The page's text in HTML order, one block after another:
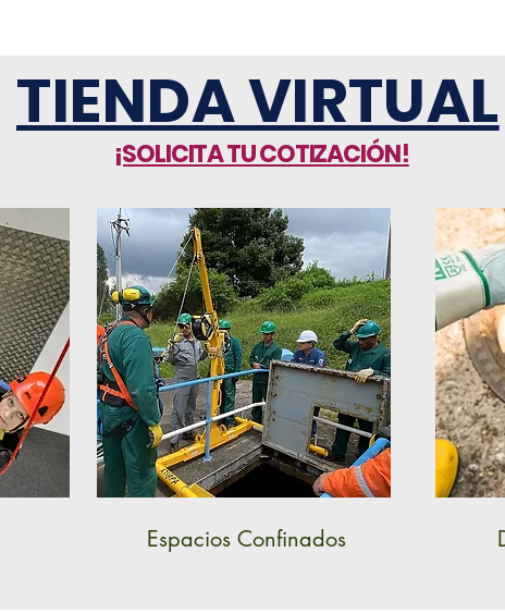
TIENDA VIRTUAL
¡SOLICITA TU COTIZACIÓN!
Espacios Confinados